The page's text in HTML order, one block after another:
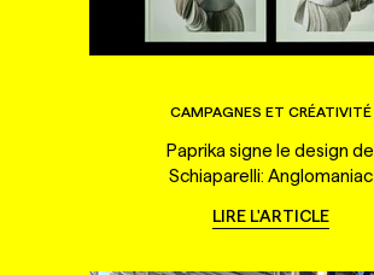
CAMPAGNES ET CRÉATIVITÉ
Paprika signe le design de
Schiaparelli: Anglomaniac
LIRE L'ARTICLE